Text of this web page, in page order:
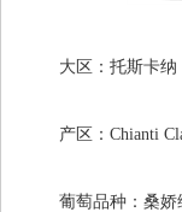
大区：托斯卡纳（
产区：Chianti
葡萄品种：桑娇维